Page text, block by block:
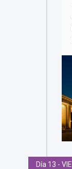
Día 13 - VIE.